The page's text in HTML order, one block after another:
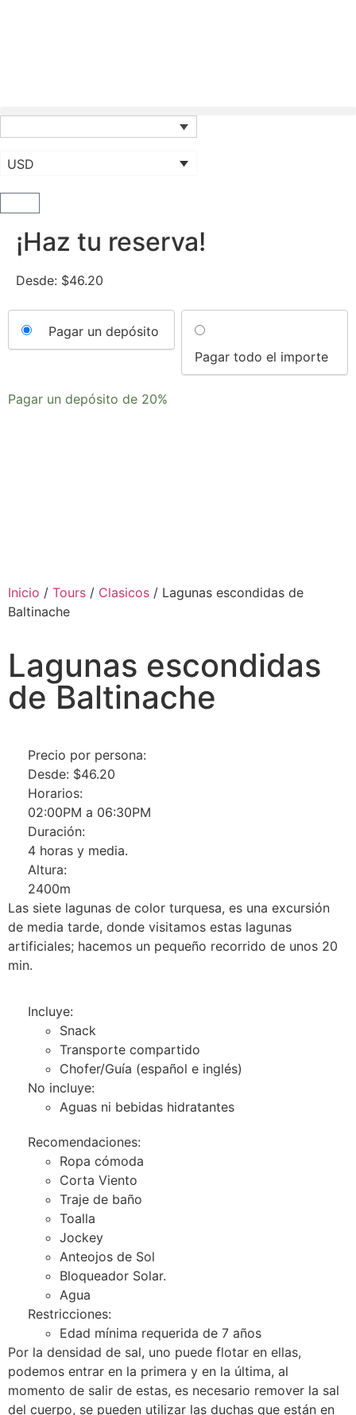
USD
Inicio / Tours / Clasicos / Lagunas escondidas de
Baltinache
Lagunas escondidas
de Baltinache
Precio por persona:
Desde: $46.20
Horarios:
02:00PM a 06:30PM
Duración:
4 horas y media.
Altura:
2400m
Las siete lagunas de color turquesa, es una excursión
de media tarde, donde visitamos estas lagunas
artificiales; hacemos un pequeño recorrido de unos 20
min.
Incluye:
Snack
Transporte compartido
Chofer/Guía (español e inglés)
No incluye:
Aguas ni bebidas hidratantes
Recomendaciones:
Ropa cómoda
Corta Viento
Traje de baño
Toalla
Jockey
Anteojos de Sol
Bloqueador Solar.
Agua
Restricciones:
Edad mínima requerida de 7 años
Por la densidad de sal, uno puede flotar en ellas,
podemos entrar en la primera y en la última, al
momento de salir de estas, es necesario remover la sal
del cuerpo, se pueden utilizar las duchas que están en
¡Haz tu reserva!
Desde: $46.20
your
Pagar un depósito
Pagar todo el importe
Pagar un depósito de 20%